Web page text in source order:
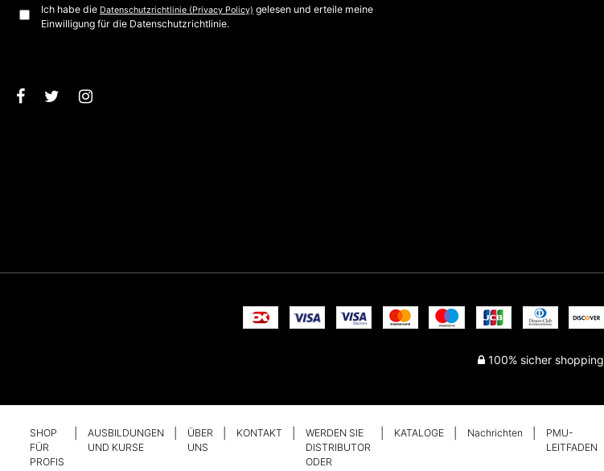
Ich habe die Datenschutzrichtlinie (Privacy Policy) gelesen und erteile meine
Einwilligung für die Datenschutzrichtlinie.
100% sicher shopping
SHOP
FÜR
PROFIS
AUSBILDUNGEN
UND KURSE
ÜBER
UNS
KONTAKT
WERDEN SIE
DISTRIBUTOR
ODER
KATALOGE Nachrichten
PMU-
LEITFADEN